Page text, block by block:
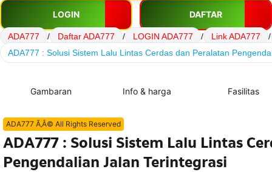
LOGIN DAFTAR
ADA777 / Daftar ADA777 / LOGIN ADA777 / Link ADA777
/
ADA777 : Solusi Sistem Lalu Lintas Cerdas dan Peralatan
Gambaran Info & harga Fasilitas
ADA777 Ã‚Â© All Rights Reserved
ADA777 : Solusi Sistem Lalu Lintas
Pengendalian Jalan Terintegrasi